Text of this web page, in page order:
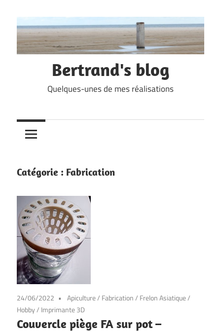
to
content
Bertrand's blog
Quelques-unes de mes réalisations
Catégorie : Fabrication
24/06/2022 Apiculture/ Fabrication/ Frelon Asiatique/
Hobby/ Imprimante 3D
Couvercle piège FA sur pot –